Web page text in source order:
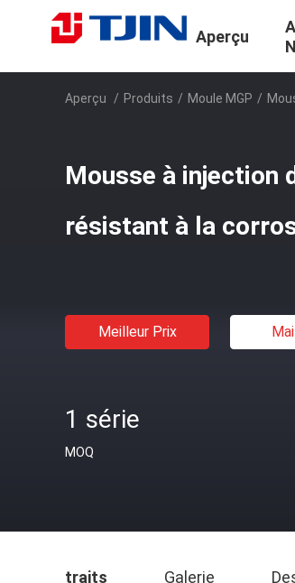
Aperçu
Aperçu / Produits / Moule MGP /
Mousse à injection
résistant à la
Meilleur Prix
1 série
MOQ
traits Galerie